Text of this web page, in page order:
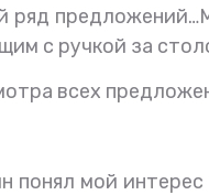
ряд предложений…
с ручкой за
всех
понял мой